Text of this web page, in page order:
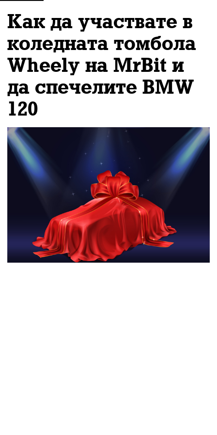
бъдещето на
виртуалната реалност
в игрите
Как да участвате в
коледната томбола
Wheely на MrBit и
да спечелите BMW
120